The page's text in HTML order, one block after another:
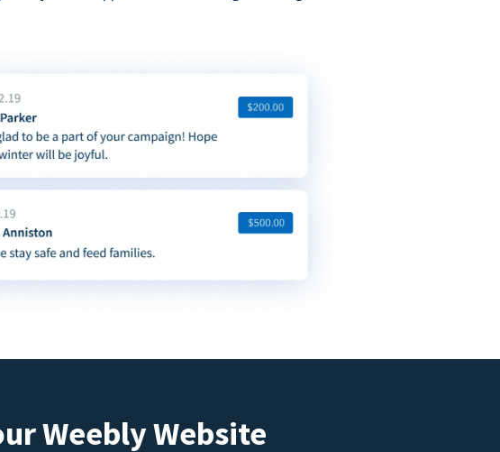
Weebly Website